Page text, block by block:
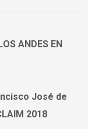
ANDES EN
José de
2018